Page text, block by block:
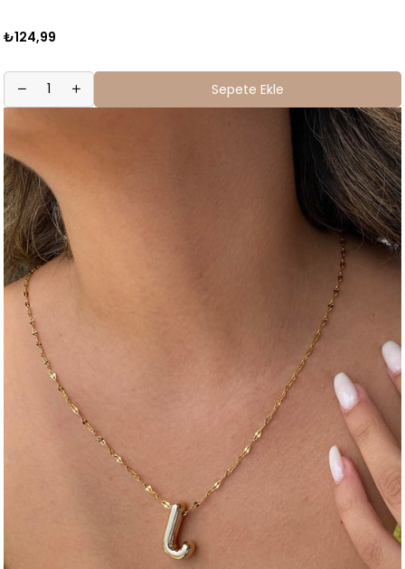
₺124,99
Sepete Ekle